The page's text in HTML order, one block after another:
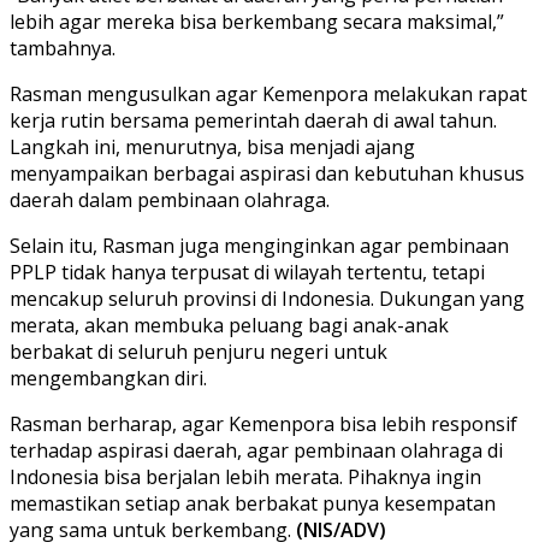
lebih agar mereka bisa berkembang secara maksimal,”
tambahnya.
Rasman mengusulkan agar Kemenpora melakukan rapat
kerja rutin bersama pemerintah daerah di awal tahun.
Langkah ini, menurutnya, bisa menjadi ajang
menyampaikan berbagai aspirasi dan kebutuhan khusus
daerah dalam pembinaan olahraga.
Selain itu, Rasman juga menginginkan agar pembinaan
PPLP tidak hanya terpusat di wilayah tertentu, tetapi
mencakup seluruh provinsi di Indonesia. Dukungan yang
merata, akan membuka peluang bagi anak-anak
berbakat di seluruh penjuru negeri untuk
mengembangkan diri.
Rasman berharap, agar Kemenpora bisa lebih responsif
terhadap aspirasi daerah, agar pembinaan olahraga di
Indonesia bisa berjalan lebih merata. Pihaknya ingin
memastikan setiap anak berbakat punya kesempatan
yang sama untuk berkembang. (NIS/ADV)